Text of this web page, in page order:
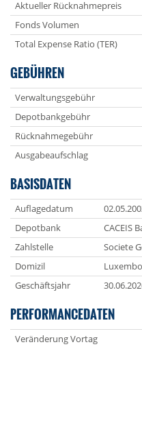
Aktueller Rücknahmepreis
Fonds Volumen
Total Expense Ratio (TER)
GEBÜHREN
Verwaltungsgebühr
Depotbankgebühr
Rücknahmegebühr
Ausgabeaufschlag
BASISDATEN
Auflagedatum
Depotbank
CACEIS
Zahlstelle
Societe
Domizil
Geschäftsjahr
PERFORMANCEDATEN
Veränderung Vortag